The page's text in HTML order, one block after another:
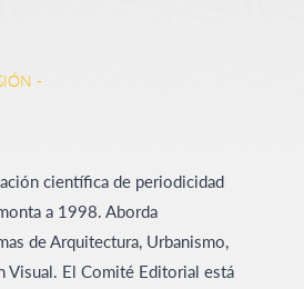
-
científica de periodicidad
a 1998. Aborda
de Arquitectura, Urbanismo,
Visual. El Comité Editorial está